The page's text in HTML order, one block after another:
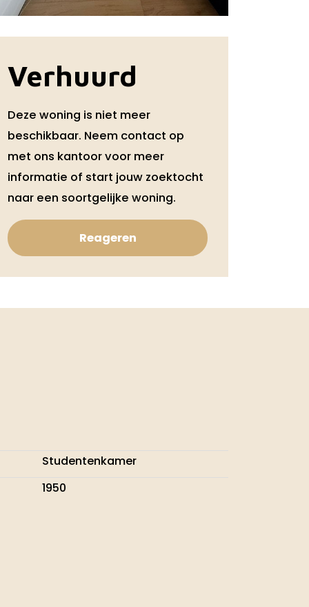
Verhuurd
Deze woning is niet meer
beschikbaar. Neem contact op
met ons kantoor voor meer
informatie of start jouw zoektocht
naar een soortgelijke woning.
Reageren
Studentenkamer
1950